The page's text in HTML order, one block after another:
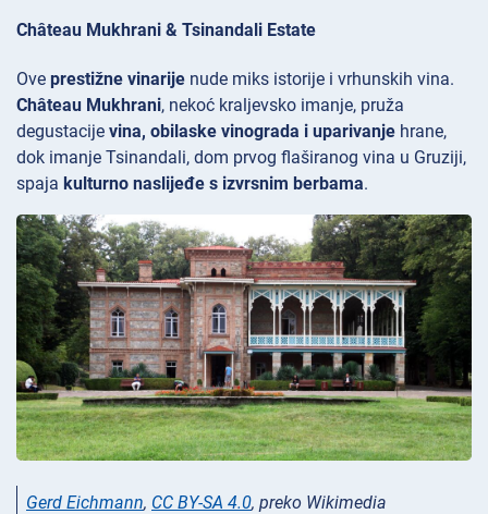
Château Mukhrani & Tsinandali Estate
Ove prestižne vinarije nude miks istorije i vrhunskih vina.
Château Mukhrani, nekoć kraljevsko imanje, pruža
degustacije vina, obilaske vinograda i uparivanje hrane,
dok imanje Tsinandali, dom prvog flaširanog vina u Gruziji,
spaja kulturno naslijeđe s izvrsnim berbama.
Gerd Eichmann, CC BY-SA 4.0, preko Wikimedia